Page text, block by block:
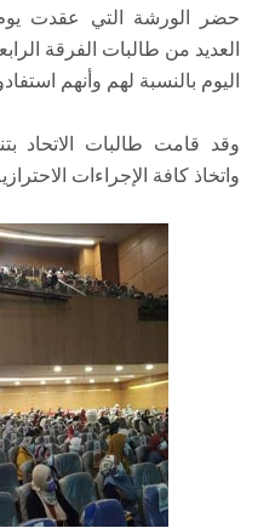
العديد من طالبات الفرقة
اليوم بالنسبة لهم وأنهم
وقد قامت طالبات الاتحاد
واتخاذ كافة الإجراءات